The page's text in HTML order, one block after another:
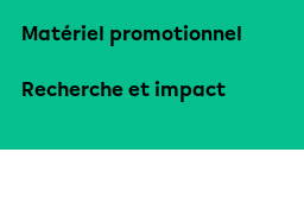
Matériel promotionnel
Recherche et impact